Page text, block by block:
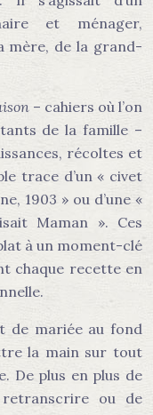
et ménager,
mère, de la grand-
– cahiers où l’on
de la famille –
récoltes et
trace d’un « civet
1903 » ou d’une «
Maman ». Ces
à un moment-clé
chaque recette en
de mariée au fond
la main sur tout
De plus en plus de
retranscrire ou de